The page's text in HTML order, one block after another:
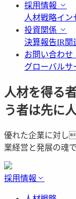
採用情報
人材戦略イン
投資関係
決算報告IR関
お問い合わせ
グローバルサ
人材を得る
う者は先に
優れた企業に対
業経営と発展の魂
採用情報